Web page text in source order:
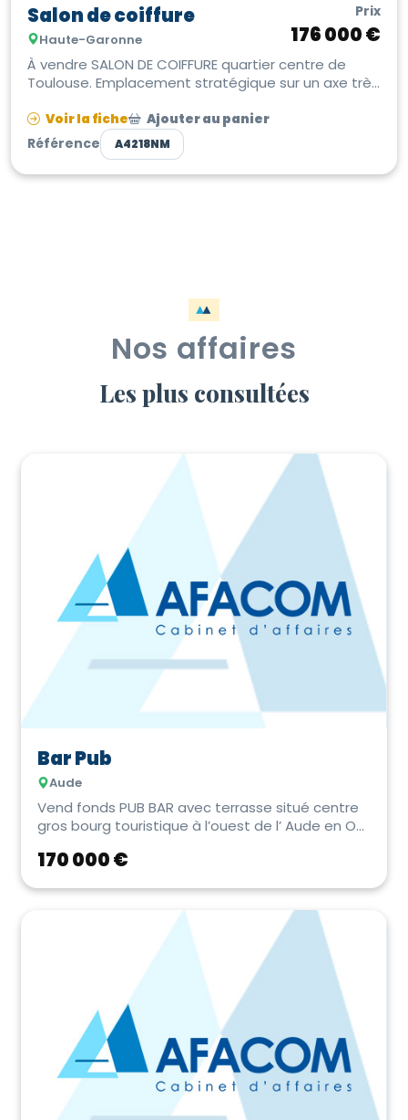
Salon de coiffure
Haute-Garonne
Prix
176 000 €
À vendre SALON DE COIFFURE quartier centre de
Toulouse. Emplacement stratégique sur un axe très
Voir la fiche Ajouter au panier
Référence A4218NM
Nos affaires
Les plus consultées
Bar Pub
Aude
Vend fonds PUB BAR avec terrasse situé centre
gros bourg touristique à l’ouest de l’ Aude en O...
170 000 €